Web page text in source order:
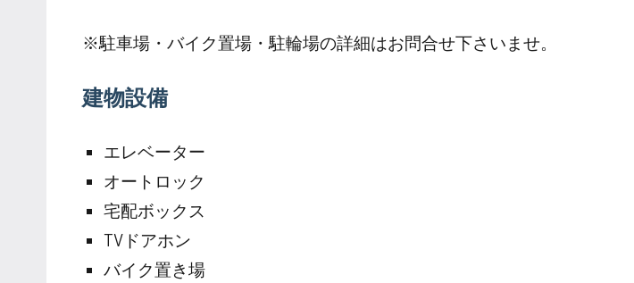
※駐車場・バイク置場・駐輪場の詳細はお問合せ下さいませ。
建物設備
エレベーター
オートロック
宅配ボックス
TVドアホン
バイク置き場